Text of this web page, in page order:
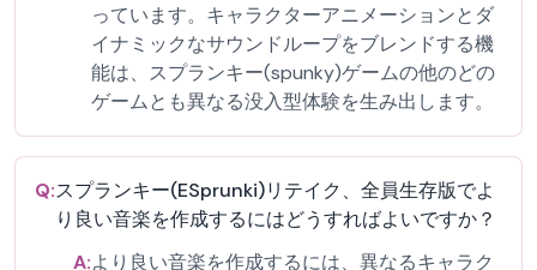
っています。キャラクターアニメーションとダ
イナミックなサウンドループをブレンドする機
能は、スプランキー(spunky)ゲームの他のどの
ゲームとも異なる没入型体験を生み出します。
Q:スプランキー(ESprunki)リテイク、全員生存版でよ
り良い音楽を作成するにはどうすればよいですか？
A:より良い音楽を作成するには、異なるキャラク